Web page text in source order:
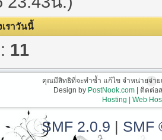
เราวันนี้
11
คุณมีสิทธิที่จะทำซ้ำ แก้ไข จำหน่ายจ่า
Design by PostNook.com| ติดต่อส
Hosting | Web
SMF 2.0.9 | SMF